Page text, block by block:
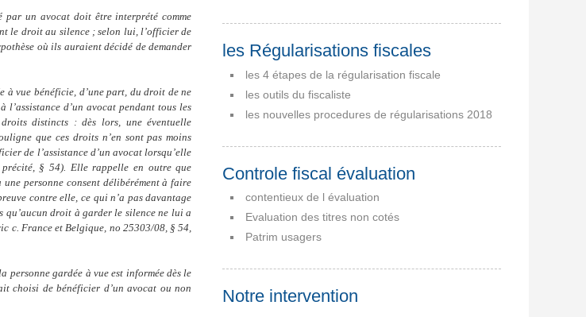
par un avocat doit être interprété comme
le droit au silence ; selon lui, l’officier de
où ils auraient décidé de demander
à vue bénéficie, d’une part, du droit de ne
d’un avocat pendant tous les
distincts : dès lors, une éventuelle
que ces droits n’en sont pas moins
de l’assistance d’un avocat lorsqu’elle
§ 54). Elle rappelle en outre que
personne consent délibérément à faire
contre elle, ce qui n’a pas davantage
qu’aucun droit à garder le silence ne lui a
c. France et Belgique, no 25303/08, § 54,
personne gardée à vue est informée dès le
choisi de bénéficier d’un avocat ou non
les Régularisations fiscales
les 4 étapes de la régularisation fiscale
les outils du fiscaliste
les nouvelles procedures de régularisations 2018
Controle fiscal évaluation
contentieux de l évaluation
Evaluation des titres non cotés
Patrim usagers
Notre intervention